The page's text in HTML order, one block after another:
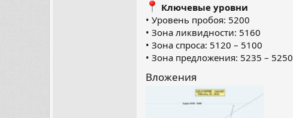
Ключевые уровни
• Уровень пробоя: 5200
• Зона ликвидности: 5160
• Зона спроса: 5120 – 5100
• Зона предложения: 5235 – 5250
Вложения